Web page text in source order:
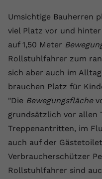
Umsichtige Bauherren
viel Platz vor und
auf 1,50 Meter
Rollstuhlfahrer zum
sich aber auch im
brauchen Platz für
"Die Bewegungsfläche
grundsätzlich vor allen
Treppenantritten, im
auch auf der
Verbraucherschützer
Rollstuhlfahrer sind
Zweck
Videos
Name
Anbieter
Laufzeit Session
Zweck
Dieser
Daten
Videos
gesehen